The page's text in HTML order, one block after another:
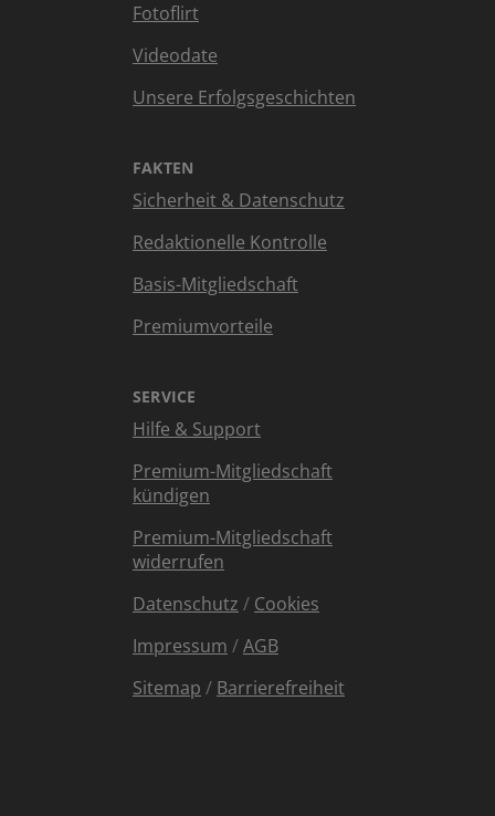
Fotoflirt
Videodate
Unsere Erfolgsgeschichten
FAKTEN
Sicherheit & Datenschutz
Redaktionelle Kontrolle
Basis-Mitgliedschaft
Premiumvorteile
SERVICE
Hilfe & Support
Premium-Mitgliedschaft
kündigen
Premium-Mitgliedschaft
widerrufen
Datenschutz / Cookies
Impressum /AGB
Sitemap / Barrierefreiheit